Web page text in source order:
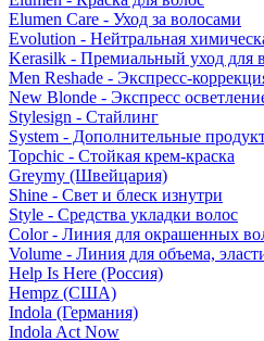
Elumen Care - Уход за волосами
Evolution - Нейтральная
Kerasilk - Премиальный уход для
Men Reshade - Экспресс-
New Blonde - Экспресс
Stylesign - Стайлинг
System - Дополнительные
Topchic - Стойкая крем-краска
Greymy (Швейцария)
Shine - Свет и блеск изнутри
Style - Средства укладки волос
Color - Линия для окрашенных
Volume - Линия для объема,
Help Is Here (Россия)
Hempz (США)
Indola (Германия)
Indola Act Now